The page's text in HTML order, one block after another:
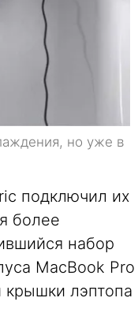
но уже в
подключил их
более
набор
MacBook Pro
лэптопа